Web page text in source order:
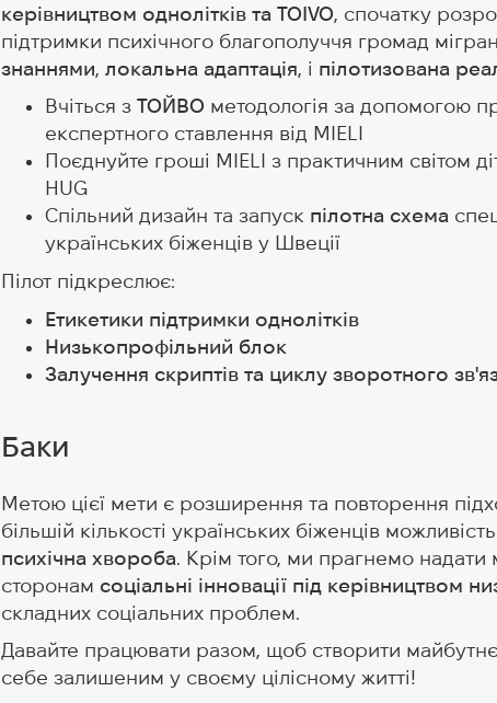
керівництвом однолітків та TOIVO , спочатку
підтримки психічного благополуччя громад
знаннями локальна адаптація , і пілотизована
Вчіться з ТОЙВО методологія за допомогою
експертного ставлення від MIELI
Поєднуйте гроші MIELI з практичним світом
HUG
Спільний дизайн та запуск пілотна схема
українських біженців у Швеції
Пілот підкреслює:
Етикетики підтримки однолітків
Низькопрофільний блок
Залучення скриптів та циклу зворотного
Баки
Метою цієї мети є розширення та повторення
більшій кількості українських біженців можливість
психічна хвороба . Крім того, ми прагнемо
сторонам соціальні інновації під керівництвом
складних соціальних проблем.
Давайте працювати разом, щоб створити
себе залишеним у своєму цілісному житті!